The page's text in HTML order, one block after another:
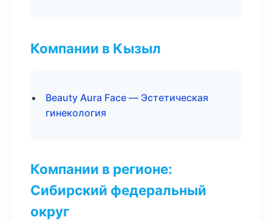
Компании в Кызыл
Beauty Aura Face — Эстетическая
гинекология
Компании в регионе:
Сибирский федеральный
округ